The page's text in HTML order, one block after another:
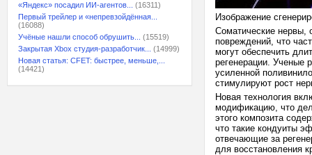
«Яндекс» посадил ИИ-агентов...
(16311)
Первый трейлер и «непревзойдённая...
(16088)
Учёные нашли способ обрушить...
(15519)
Закрытая Xbox студия-разработчик...
(14999)
Новая статья: CFET: быстрее, меньше,...
(14421)
Изображение
Соматические нервы,
повреждений, что
могут обеспечить
регенерации. Ученые
усиленной
стимулируют рост
Новая технология
модификацию, что
этого композита
что такие кондуиты
отвечающие за
для восстановления